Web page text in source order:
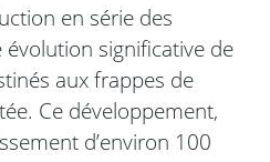
en série des
évolution significative de
aux frappes de
Ce développement,
d’environ 100